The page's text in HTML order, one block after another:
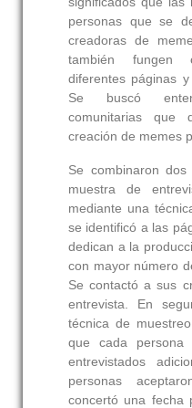
personas que se
creadoras de
también fungen
diferentes páginas
Se buscó
comunitarias que
creación de memes
Se combinaron
muestra de
mediante una
se identificó a las
dedican a la
con mayor número
Se contactó a sus
entrevista. En
técnica de
que cada persona
entrevistados
personas
concertó una fecha